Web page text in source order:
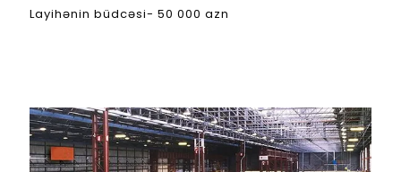
Layihənin büdcəsi- 50 000 azn